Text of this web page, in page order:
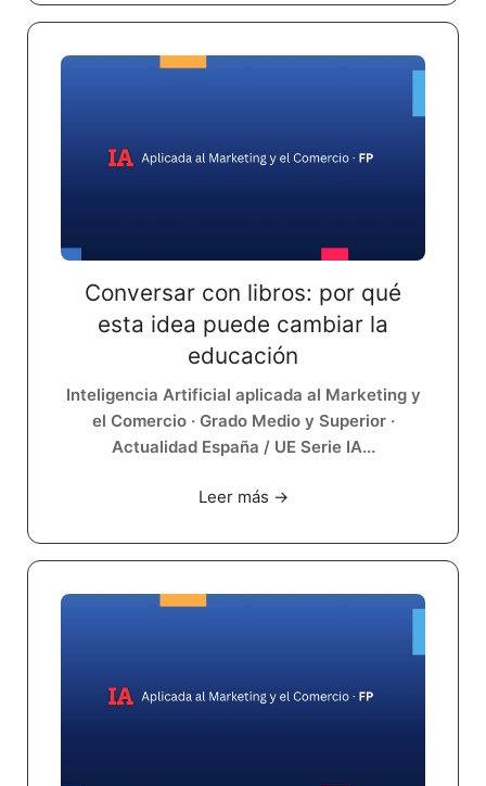
Conversar con libros: por qué
esta idea puede cambiar la
educación
Inteligencia Artificial aplicada al Marketing y
el Comercio · Grado Medio y Superior ·
Actualidad España / UE Serie IA...
Leer más →